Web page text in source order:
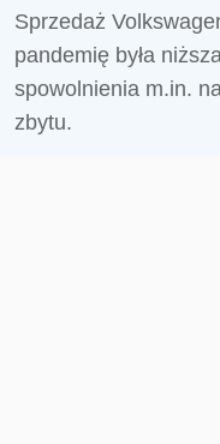
Sprzedaż
pandemię była
spowolnienia m.in.
zbytu.